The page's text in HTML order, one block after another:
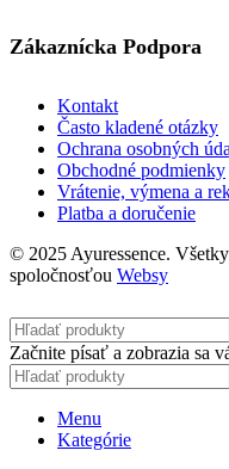
Zákaznícka Podpora
Kontakt
Často kladené otázky
Ochrana osobných
Obchodné podmienky
Vrátenie, výmena a
Platba a doručenie
© 2025 Ayuressence.
spoločnosťou Websy
Začnite písať a zobrazia sa
Menu
Kategórie